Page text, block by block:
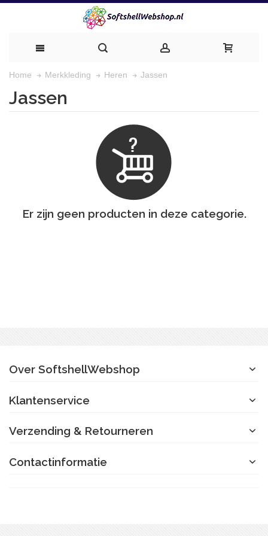
Home Merkkleding Heren Jassen
Jassen
Er zijn geen producten in deze categorie.
Over SoftshellWebshop
Klantenservice
Verzending & Retourneren
Contactinformatie